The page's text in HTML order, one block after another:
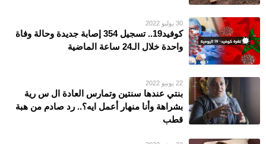
30 يوليو 2022
كوفيد19.. تسجيل 354 إصابة جديدة وحالة وفاة
واحدة خلال الـ24 ساعة الماضية
22 يونيو 2022
بنتي عندها سنتين وتمارس العادة ال س رية
بشراهة وأنا منهار أعمل ايه؟.. رد صادم من هبة
قطب